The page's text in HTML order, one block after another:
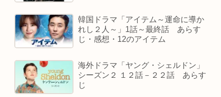
韓国ドラマ「アイテム～運命に導か
れし２人～」1話～最終話 あらす
じ・感想・12のアイテム
海外ドラマ「ヤング・シェルドン」
シーズン２ １２話－２２話 あらす
じ